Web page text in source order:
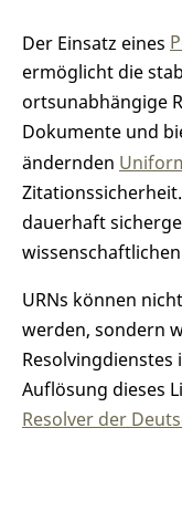
Der Einsatz eines
ermöglicht die
ortsunabhängige
Dokumente und
ändernden
dauerhaft
URNs können
werden, sondern
Resolvingdienstes
Auflösung dieses
Resolver der